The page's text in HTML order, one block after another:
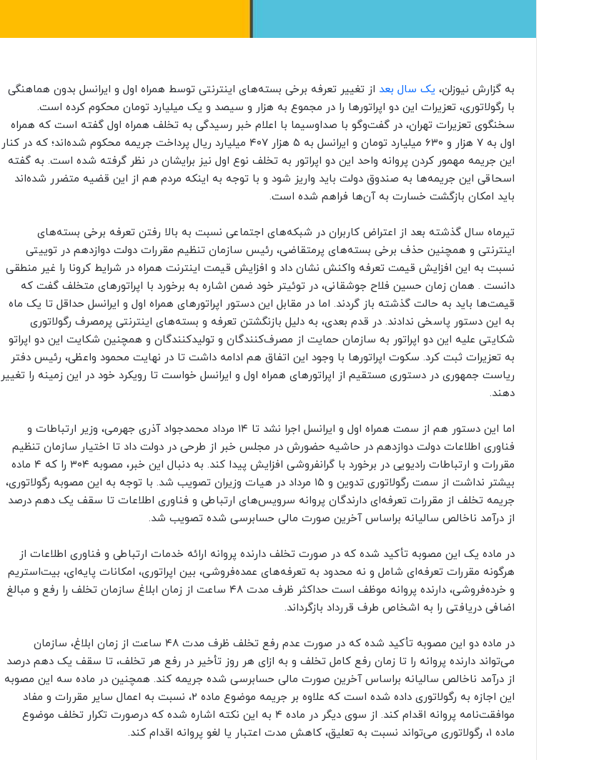
به گزارش نیوزلن، یک سال بعد از تغییر تعرفه برخی بسته‌های اینترنتی توسط همراه اول و ایرانسل بدون هماهنگی
با رگولاتوری، تعزیرات این دو اپراتورها را در مجموع به هزار و سیصد و یک میلیارد تومان محکوم کرده است.
سخنگوی تعزیرات تهران، در گفت‌وگو با صداوسیما با اعلام خبر رسیدگی به تخلف همراه اول گفته است که همراه
اول به ۷ هزار و ۶۳۰ میلیارد تومان و ایرانسل به ۵ هزار ۴۰۷ میلیارد ریال پرداخت جریمه محکوم شده‌اند؛ که در کنار
این جریمه مهمور کردن پروانه واحد این دو اپراتور به تخلف نوع اول نیز برایشان در نظر گرفته شده است. به گفته
اسحاقی این جریمه‌ها به صندوق دولت باید واریز شود و با توجه به اینکه مردم هم از این قضیه متضرر شده‌اند
باید امکان بازگشت خسارت به آن‌ها فراهم شده است.
تیرماه سال گذشته بعد از اعتراض کاربران در شبکه‌های اجتماعی نسبت به بالا رفتن تعرفه‌ برخی بسته‌های
اینترنتی و همچنین حذف برخی بسته‌های پرمتقاضی، رئیس سازمان تنظیم مقررات دولت دوازدهم در توییتی
نسبت به این افزایش قیمت تعرفه واکنش نشان داد و افزایش قیمت اینترنت همراه در شرایط کرونا را غیر منطقی
دانست . همان زمان حسین فلاح جوشقانی، در توئیتر خود ضمن اشاره به برخورد با اپراتورهای متخلف گفت که
قیمت‌ها باید به حالت گذشته باز گردند. اما در مقابل این دستور اپراتورهای همراه اول و ایرانسل حداقل تا یک ماه
به این دستور پاسخی ندادند. در قدم بعدی، به دلیل بازنگشتن تعرفه و بسته‌های اینترنتی پرمصرف رگولاتوری
شکایتی علیه این دو اپراتور به سازمان حمایت از مصرف‌کنندگان و تولیدکنندگان و همچنین شکایت این دو اپراتو
به تعزیرات ثبت کرد. سکوت اپراتورها با وجود این اتفاق هم ادامه داشت تا در نهایت محمود واعظی، رئیس دفتر
ریاست جمهوری در دستوری مستقیم از اپراتورهای همراه اول و ایرانسل خواست تا رویکرد خود در این زمینه را تغییر
دهند.
اما این دستور هم از سمت همراه اول و ایرانسل اجرا نشد تا ۱۴ مرداد محمدجواد آذری جهرمی، وزیر ارتباطات و
فناوری اطلاعات دولت دوازدهم در حاشیه حضورش در مجلس خبر از طرحی در دولت داد تا اختیار سازمان تنظیم
مقررات و ارتباطات رادیویی در برخورد با گرانفروشی افزایش پیدا کند. به دنبال این خبر، مصوبه ۳۰۴ را که ۴ ماده
بیشتر نداشت از سمت رگولاتوری تدوین و ۱۵ مرداد در هیات وزیران تصویب شد. با توجه به این مصوبه رگولاتوری،
جریمه تخلف از مقررات تعرفه‌ای دارندگان پروانه سرویس‌های ارتباطی و فناوری اطلاعات تا سقف یک دهم درصد
از درآمد ناخالص سالیانه براساس آخرین صورت مالی حسابرسی شده تصویب شد.
در ماده یک این مصوبه تأکید شده که در صورت تخلف دارنده پروانه ارائه خدمات ارتباطی و فناوری اطلاعات از
هرگونه مقررات تعرفه‌ای شامل و نه محدود به تعرفه‌های عمده‌فروشی، بین اپراتوری، امکانات پایه‌ای، بیت‌استریم
و خرده‌فروشی، دارنده پروانه موظف است حداکثر ظرف مدت ۴۸ ساعت از زمان ابلاغ سازمان تخلف را رفع و مبالغ
اضافی دریافتی را به اشخاص طرف قررداد بازگرداند.
در ماده دو این مصوبه تأکید شده که در صورت عدم رفع تخلف ظرف مدت ۴۸ ساعت از زمان ابلاغ، سازمان
می‌تواند دارنده پروانه را تا زمان رفع کامل تخلف و به ازای هر روز تأخیر در رفع هر تخلف، تا سقف یک دهم درصد
از درآمد ناخالص سالیانه براساس آخرین صورت مالی حسابرسی شده جریمه کند. همچنین در ماده سه این مصوبه
این اجازه به رگولاتوری داده شده است که علاوه بر جریمه موضوع ماده ۲، نسبت به اعمال سایر مقررات و مفاد
موافقت‌نامه پروانه اقدام کند. از سوی دیگر در ماده ۴ به این نکته اشاره شده که درصورت تکرار تخلف موضوع
ماده ۱، رگولاتوری می‌تواند نسبت به تعلیق، کاهش مدت اعتبار یا لغو پروانه اقدام کند.